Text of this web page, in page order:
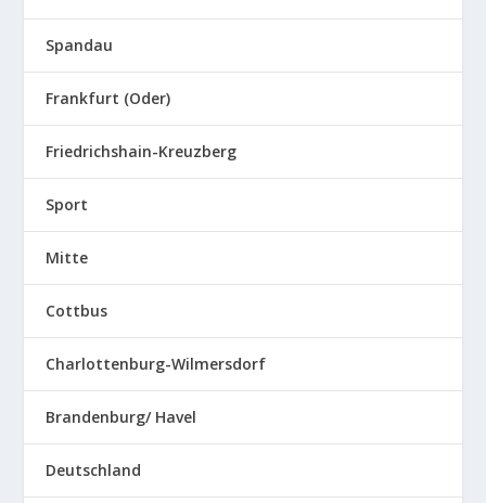
Spandau
Frankfurt (Oder)
Friedrichshain-Kreuzberg
Sport
Mitte
Cottbus
Charlottenburg-Wilmersdorf
Brandenburg/ Havel
Deutschland